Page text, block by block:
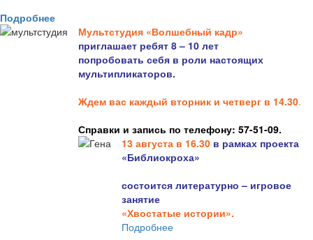
Подробнее
Мультстудия «Волшебный кадр»
приглашает ребят 8 – 10 лет
попробовать себя в роли настоящих
мультипликаторов.
Ждем вас каждый вторник и четверг в 14.30.
Справки и запись по телефону: 57-51-09.
13 августа в 16.30 в рамках проекта
«Библиокроха»
состоится литературно – игровое
занятие
«Хвостатые истории».
Подробнее